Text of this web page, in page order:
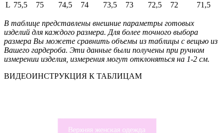
L 75,5 75 74,5 74 73,5 73 72,5 72 71,5
В таблице представлены внешние параметры готовых
изделий для каждого размера. Для более точного выбора
размера Вы можете сравнить объемы из таблицы с вещью из
Вашего гардероба. Эти данные были получены при ручном
измерении изделия, измерения могут отклоняться на 1-2 см.
ВИДЕОИНСТРУКЦИЯ К ТАБЛИЦАМ